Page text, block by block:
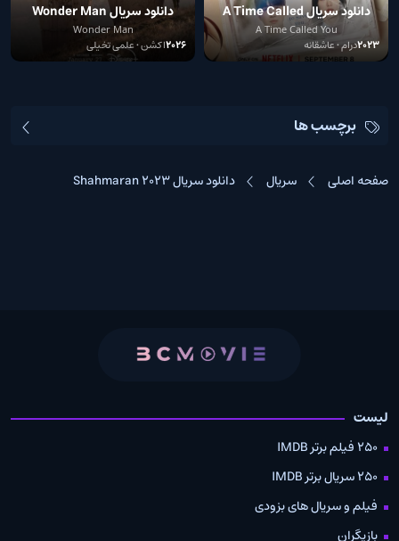
دانلود سریال A Time Called
You
A Time Called You
2023درام • عاشقانه
دانلود سریال Wonder Man
2026
Wonder Man
2026اکشن • علمی تخیلی
برچسب ها
صفحه اصلی سریال دانلود سریال Shahmaran 2023
لیست
250 فیلم برتر IMDB
250 سریال برتر IMDB
فیلم و سریال های بزودی
بازیگران